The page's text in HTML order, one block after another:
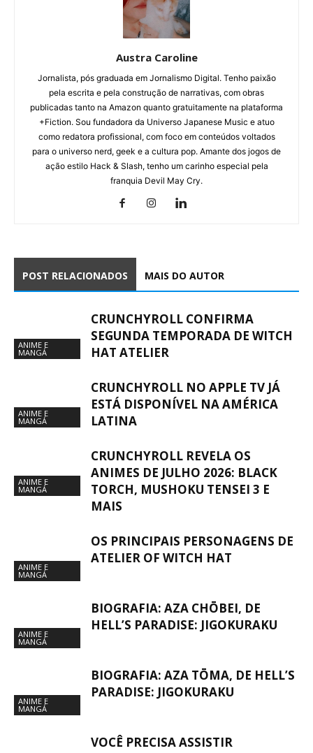
Austra Caroline
Jornalista, pós graduada em Jornalismo Digital. Tenho paixão
pela escrita e pela construção de narrativas, com obras
publicadas tanto na Amazon quanto gratuitamente na plataforma
+Fiction. Sou fundadora da Universo Japanese Music e atuo
como redatora profissional, com foco em conteúdos voltados
para o universo nerd, geek e a cultura pop. Amante dos jogos de
ação estilo Hack & Slash, tenho um carinho especial pela
franquia Devil May Cry.
POST RELACIONADOS MAIS DO AUTOR
ANIME E
MANGÁ
CRUNCHYROLL CONFIRMA
SEGUNDA TEMPORADA DE WITCH
HAT ATELIER
ANIME E
MANGÁ
CRUNCHYROLL NO APPLE TV JÁ
ESTÁ DISPONÍVEL NA AMÉRICA
LATINA
ANIME E
MANGÁ
CRUNCHYROLL REVELA OS
ANIMES DE JULHO 2026: BLACK
TORCH, MUSHOKU TENSEI 3 E
MAIS
ANIME E
MANGÁ
OS PRINCIPAIS PERSONAGENS DE
ATELIER OF WITCH HAT
ANIME E
MANGÁ
BIOGRAFIA: AZA CHŌBEI, DE
HELL’S PARADISE: JIGOKURAKU
ANIME E
MANGÁ
BIOGRAFIA: AZA TŌMA, DE HELL’S
PARADISE: JIGOKURAKU
VOCÊ PRECISA ASSISTIR